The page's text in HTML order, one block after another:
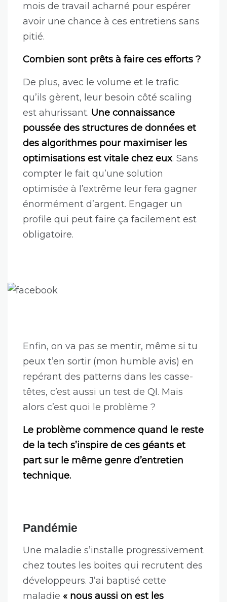
mois de travail acharné pour espérer
avoir une chance à ces entretiens sans
pitié.
Combien sont prêts à faire ces efforts ?
De plus, avec le volume et le trafic
qu’ils gèrent, leur besoin côté scaling
est ahurissant. Une connaissance
poussée des structures de données et
des algorithmes pour maximiser les
optimisations est vitale chez eux. Sans
compter le fait qu’une solution
optimisée à l’extrême leur fera gagner
énormément d’argent. Engager un
profile qui peut faire ça facilement est
obligatoire.
Enfin, on va pas se mentir, même si tu
peux t’en sortir (mon humble avis) en
repérant des patterns dans les casse-
têtes, c’est aussi un test de QI. Mais
alors c’est quoi le problème ?
Le problème commence quand le reste
de la tech s’inspire de ces géants et
part sur le même genre d’entretien
technique.
Pandémie
Une maladie s’installe progressivement
chez toutes les boites qui recrutent des
développeurs. J’ai baptisé cette
maladie « nous aussi on est les